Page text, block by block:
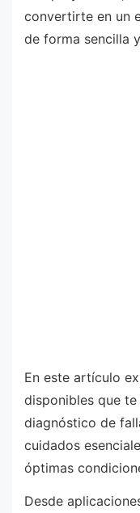
convertirte en un
de forma sencilla
En este artículo
disponibles que
diagnóstico de
cuidados
óptimas
Desde